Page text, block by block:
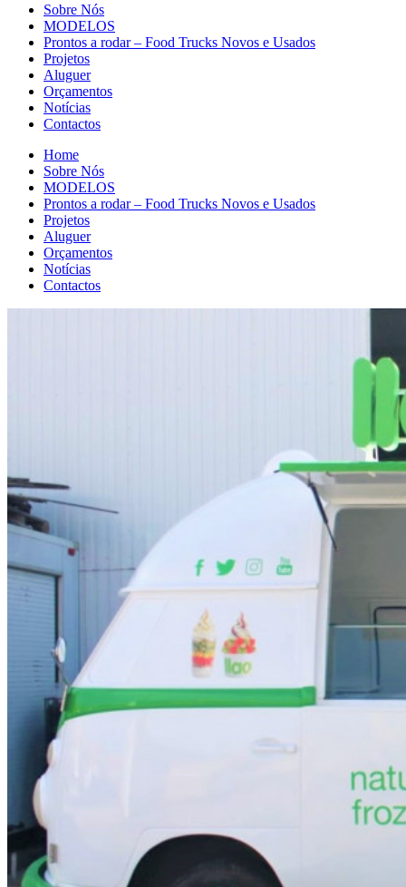
Sobre Nós
MODELOS
Prontos a rodar – Food Trucks Novos e Usados
Projetos
Aluguer
Orçamentos
Notícias
Contactos
Home
Sobre Nós
MODELOS
Prontos a rodar – Food Trucks Novos e Usados
Projetos
Aluguer
Orçamentos
Notícias
Contactos